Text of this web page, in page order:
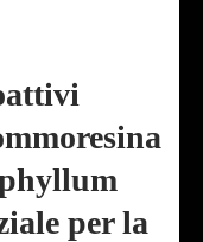
per la